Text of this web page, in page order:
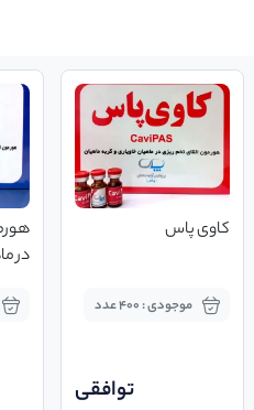
کاوی پاس
موجودی : 400 عدد
توافقی
در